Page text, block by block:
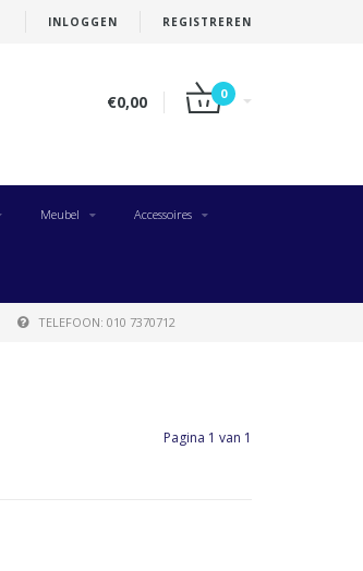
INLOGGEN REGISTREREN
€0,00 0
Meubel Accessoires
TELEFOON: 010 7370712
Pagina 1 van 1